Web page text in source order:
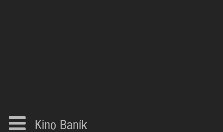
Kino Baník